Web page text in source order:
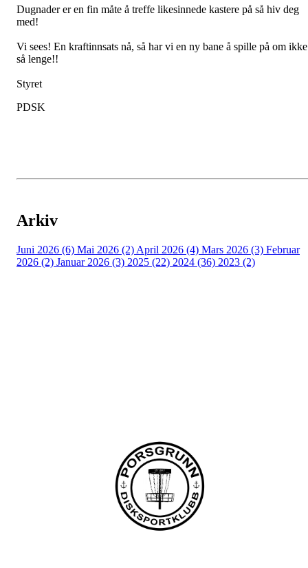
Dugnader er en fin måte å treffe likesinnede kastere på så hiv deg
med!
Vi sees! En kraftinnsats nå, så har vi en ny bane å spille på om ikke
så lenge!!
Styret
PDSK
Arkiv
Juni 2026 (6) Mai 2026 (2) April 2026 (4) Mars 2026 (3) Februar
2026 (2) Januar 2026 (3) 2025 (22) 2024 (36) 2023 (2)